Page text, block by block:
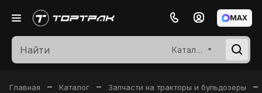
Каталог
MAX
Главная – Каталог – Запчасти на тракторы и бульдозеры –